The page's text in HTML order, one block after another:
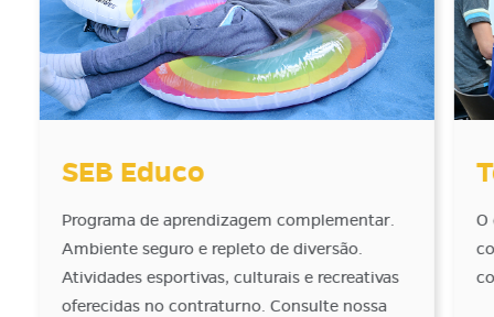
SEB Educo
Programa de aprendizagem complementar.
Ambiente seguro e repleto de diversão.
Atividades esportivas, culturais e recreativas
oferecidas no contraturno. Consulte nossa
O